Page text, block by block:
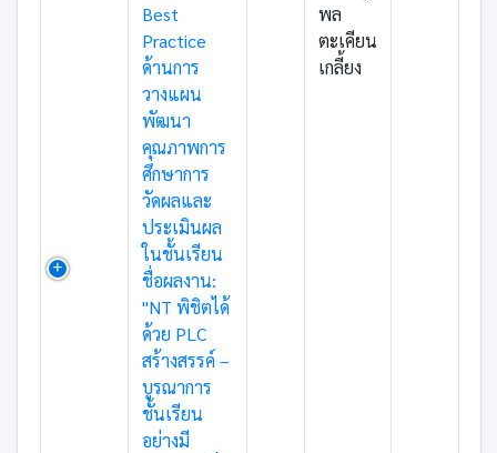
Best
Practice
ด้านการ
วางแผน
พัฒนา
คุณภาพการ
ศึกษาการ
วัดผลและ
ประเมินผล
ในชั้นเรียน
ชื่อผลงาน:
"NT พิชิตได้
ด้วย PLC
สร้างสรรค์ –
บูรณาการ
ชั้นเรียน
อย่างมี
พล
ตะเคียน
เกลี้ยง